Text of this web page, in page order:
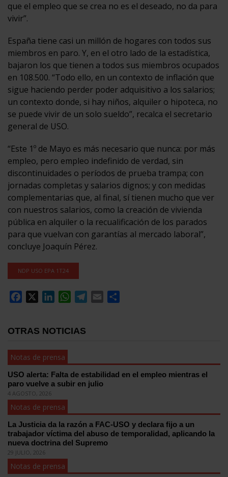
que el empleo que se crea no es el deseado, no da para
vivir”.
España tiene casi un millón de hogares con todos sus
miembros en paro. Y, en el otro lado de la estadística,
bajaron los que tienen a todos sus miembros ocupados
en 108.500. “Todo ello, en un contexto de inflación que
sigue haciendo perder poder adquisitivo a los salarios;
un contexto donde, si hay niños, alquiler o hipoteca, no
se puede vivir de un solo sueldo”, recalca el secretario
general de USO.
“Este 1º de Mayo es más necesario que nunca: por más
empleo, pero empleo indefinido de verdad, sin
discontinuidades o períodos de prueba trampa; con
jornadas completas y salarios dignos; y con medidas
complementarias que, al final, sí tienen mucho que ver
con nuestros salarios, como la creación de vivienda
pública en alquiler o la recualificación de los parados
para que vuelvan con garantías al mercado laboral”,
concluye Joaquín Pérez.
NDP USO EPA 1T24
Facebook LinkedInWhatsApp
Telegram
Email
OTRAS NOTICIAS
Notas de prensa
USO alerta: Falta de estabilidad en el empleo mientras el
paro vuelve a subir en julio
4 AGOSTO, 2026
Notas de prensa
La Justicia da la razón a FAC-USO y declara fijo a un
trabajador víctima del abuso de temporalidad, aplicando la
nueva doctrina del Supremo
29 JULIO, 2026
Notas de prensa